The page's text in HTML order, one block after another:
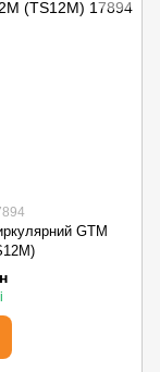
GTM